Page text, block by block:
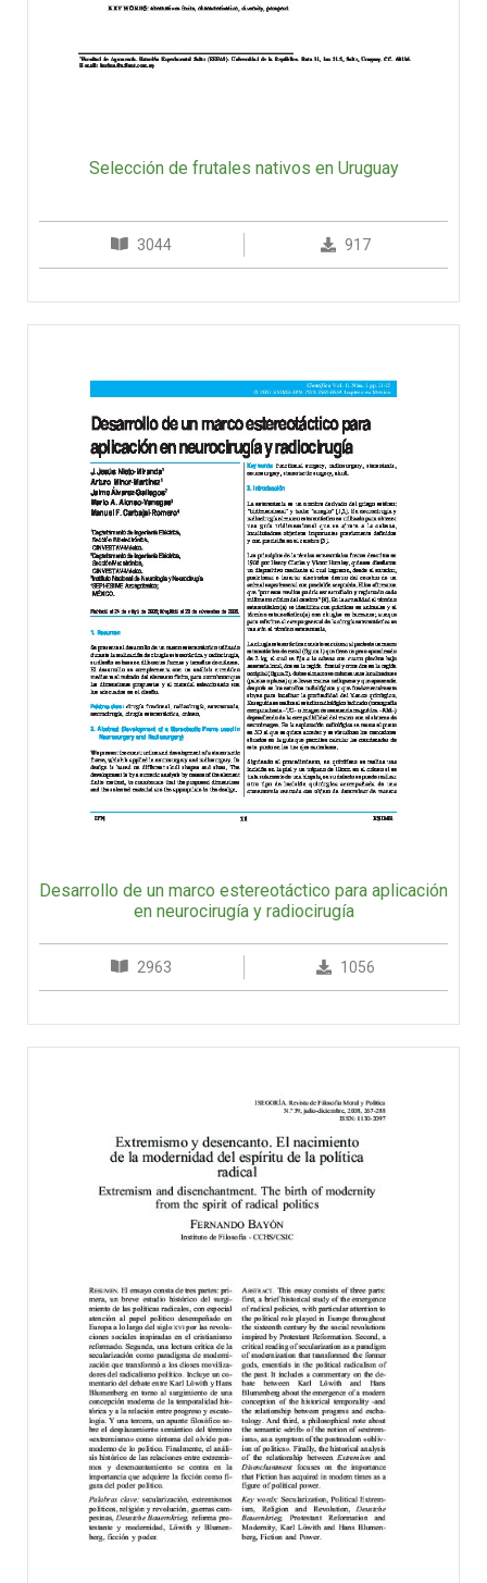
Selección de frutales nativos en Uruguay
3044 917
Desarrollo de un marco estereotáctico para aplicación
en neurocirugía y radiocirugía
2963 1056